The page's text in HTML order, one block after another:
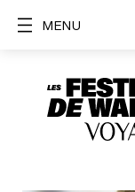
MENU